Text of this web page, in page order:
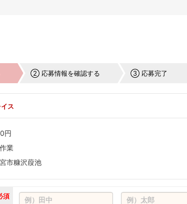
② 応募情報を確認する ③ 応募完了
ス
円
業
市糠沢葭池
須